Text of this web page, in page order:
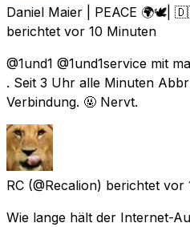
Daniel Maier | PEACE 🌍🕊|
berichtet vor 10 Minuten
@1und1 @1und1service mit
. Seit 3 Uhr alle Minuten
Verbindung. 🤬 Nervt.
RC (@Recalion) berichtet vor
Wie lange hält der Internet-